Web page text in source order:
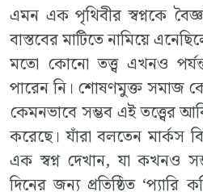
এমন এক পৃথিবীর স্বপ্নকে
বাস্তবের মাটিতে নামিয়ে
মতো কোনো তত্ত্ব এখনও
পারেন নি। শোষণমুক্ত সমাজ
কেমনভাবে সম্ভব এই তত্ত্বের
করেছে। যাঁরা বলতেন মার্কস
এক স্বপ্ন দেখান, যা কখনও
দিনের জন্য প্রতিষ্ঠিত ‘প্যারি